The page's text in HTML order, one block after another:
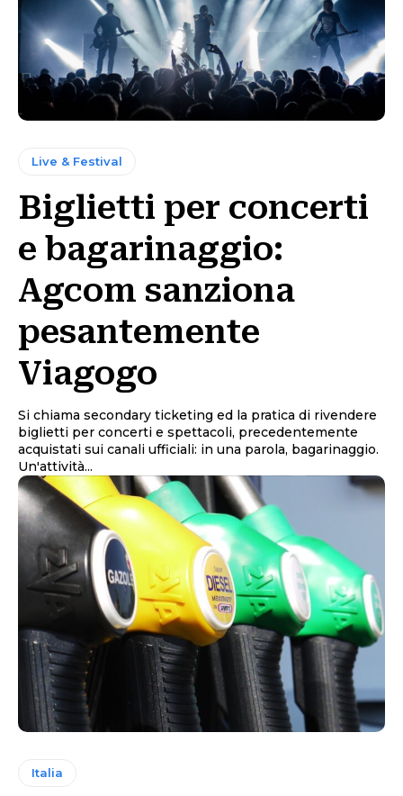
Live & Festival
Biglietti per concerti
e bagarinaggio:
Agcom sanziona
pesantemente
Viagogo
Si chiama secondary ticketing ed la pratica di rivendere
biglietti per concerti e spettacoli, precedentemente
acquistati sui canali ufficiali: in una parola, bagarinaggio.
Un'attività...
Italia